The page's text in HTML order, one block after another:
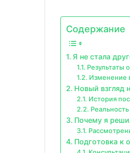
Содержание
Я не стала
Результаты
Изменение
Новый взгляд
История
Почему я
Подготовка к